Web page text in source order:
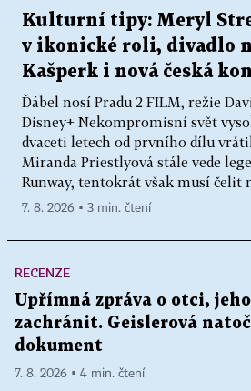
Kulturní tipy: Meryl
v ikonické roli, divadlo
Kašperk i nová česká
Ďábel nosí Pradu 2 FILM, režie
Disney+ Nekompromisní svět
dvaceti letech od prvního dílu
Miranda Priestlyová stále vede
Runway, tentokrát však musí čelit
7. 8. 2026 ▪ 3 min. čtení
RECENZE
Upřímná zpráva o otci,
zachránit. Geislerová
dokument
7. 8. 2026 ▪ 4 min. čtení